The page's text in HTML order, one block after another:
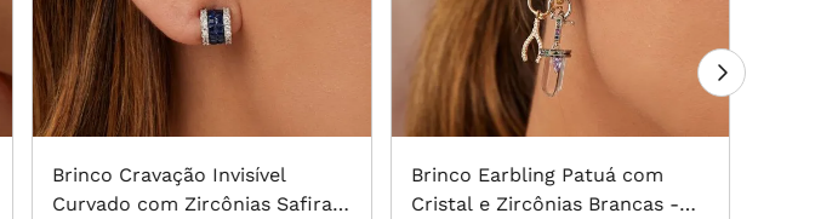
Brinco Cravação Invisível
Curvado com Zircônias Safira e
Brinco Earbling Patuá com
Cristal e Zircônias Brancas -